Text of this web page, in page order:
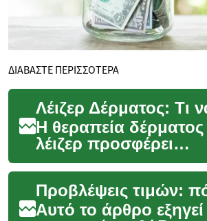
ΔΙΑΒΑΣΤΕ ΠΕΡΙΣΣΟΤΕΡΑ
Η θεραπεία δέρματος
λέιζερ προσφέρει
στοχευμένες λύσεις
προβλήματα όπως
ακμή, ουλές,
υπερμελάγχρωση κ...
Αυτό το άρθρο εξηγεί